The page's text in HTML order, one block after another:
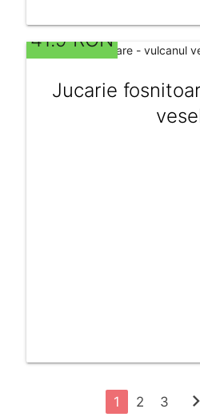
41.9 RON
Jucarie
1 2 3 chevron_right